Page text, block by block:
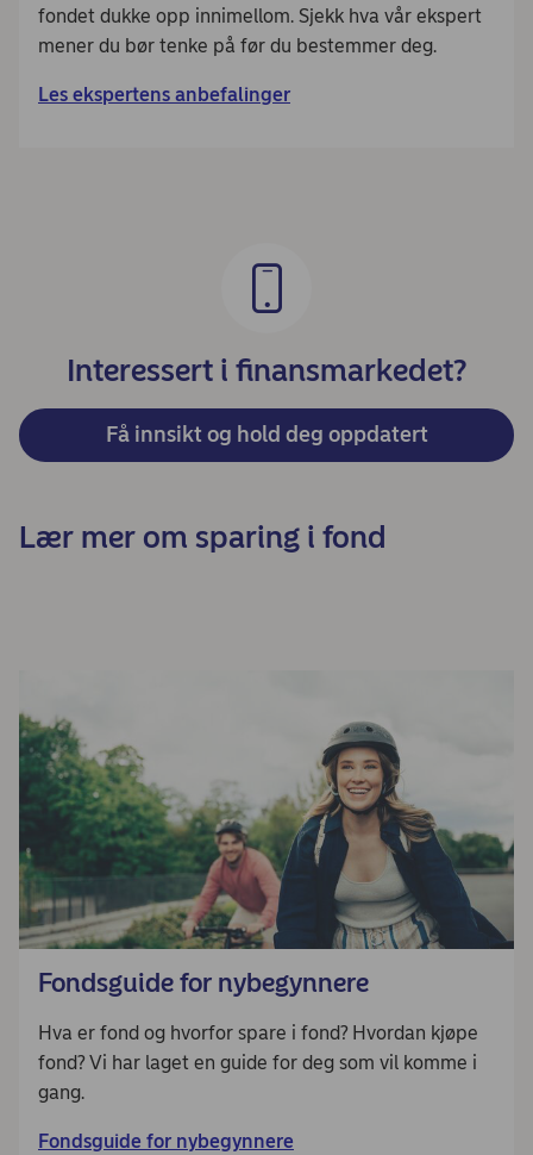
fondet dukke opp innimellom. Sjekk hva vår ekspert
mener du bør tenke på før du bestemmer deg.
Les ekspertens anbefalinger
Interessert i finansmarkedet?
Få innsikt og hold deg oppdatert
Lær mer om sparing i fond
Fondsguide for nybegynnere
Hva er fond og hvorfor spare i fond? Hvordan kjøpe
fond? Vi har laget en guide for deg som vil komme i
gang.
Fondsguide for nybegynnere